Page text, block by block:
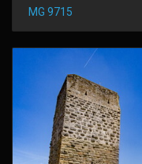
MG 9715